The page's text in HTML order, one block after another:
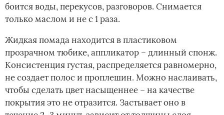
боится воды, перекусов, разговоров. Снимается
только маслом и не с 1 раза.
Жидкая помада находится в пластиковом
прозрачном тюбике, аппликатор – длинный спонж.
Консистенция густая, распределяется равномерно,
не создает полос и проплешин. Можно наслаивать,
чтобы сделать цвет насыщеннее – на качестве
покрытия это не отразится. Застывает оно в